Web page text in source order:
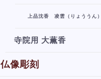
上品沈香 凌雲（りょううん）
寺院用 大薫香
仏像彫刻